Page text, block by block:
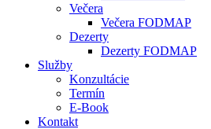
Večera
Večera FODMAP
Dezerty
Dezerty FODMAP
Služby
Konzultácie
Termín
E-Book
Kontakt